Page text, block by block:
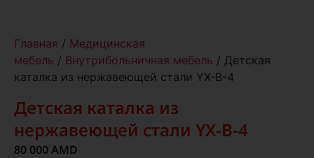
Главная / Медицинская
мебель / Внутрибольничная мебель / Детская
каталка из нержавеющей стали YX-B-4
Детская каталка из
нержавеющей стали YX-B-4
80 000 AMD